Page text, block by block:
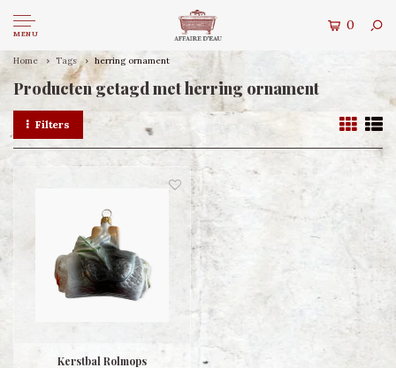
MENU
0
Home Tags herring ornament
Producten getagd met herring ornament
Filters
Kerstbal Rolmops